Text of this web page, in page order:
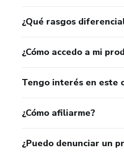
¿Qué rasgos
¿Cómo accedo a mi
Tengo interés en este
¿Cómo afiliarme?
¿Puedo denunciar un